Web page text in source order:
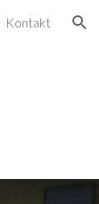
Kontakt